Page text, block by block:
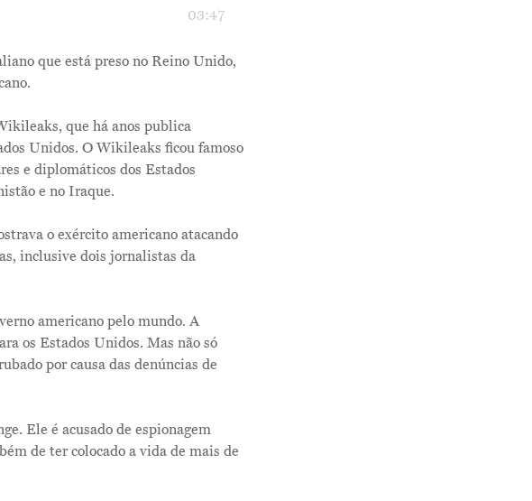
03:47
que está preso no Reino Unido,
que há anos publica
Unidos. O Wikileaks ficou famoso
e diplomáticos dos Estados
e no Iraque.
o exército americano atacando
inclusive dois jornalistas da
americano pelo mundo. A
os Estados Unidos. Mas não só
por causa das denúncias de
Ele é acusado de espionagem
de ter colocado a vida de mais de